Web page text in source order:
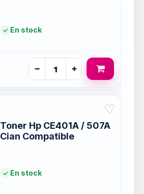
En stock
− +
♡
Toner Hp CE401A / 507A
Cian Compatible
En stock